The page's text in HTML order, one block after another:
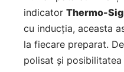
indicator Thermo-
cu inducția, aceasta
la fiecare preparat.
polisat și